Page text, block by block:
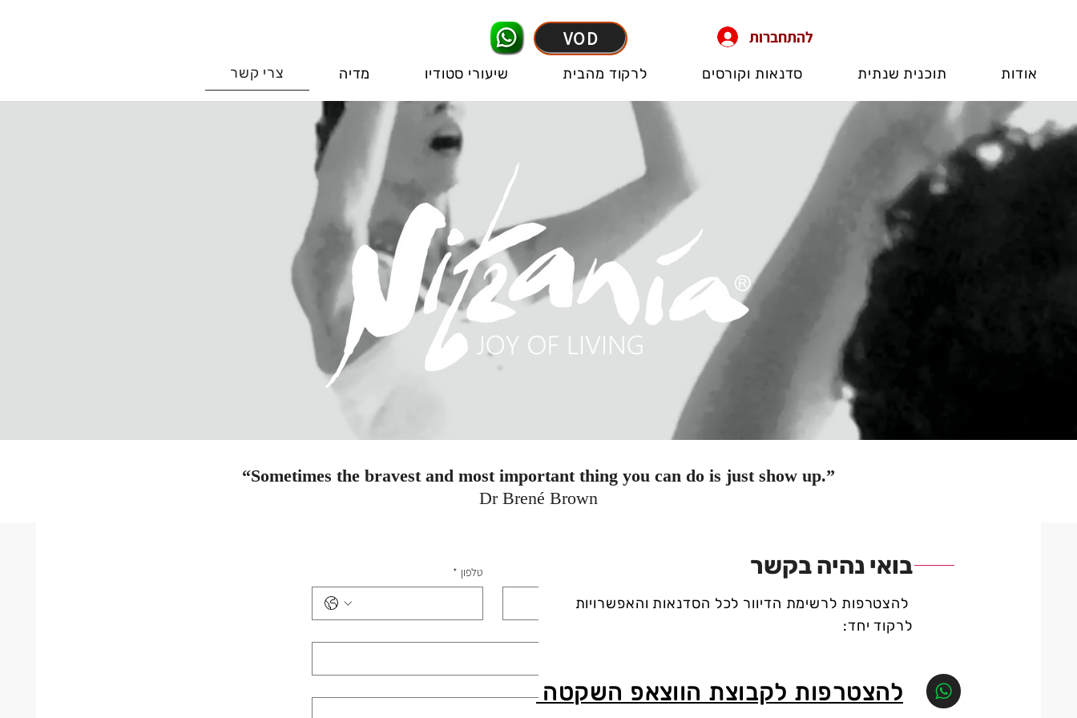
VOD להתחברות
אודות תוכנית שנתית סדנאות וקורסים לרקוד מהבית שיעורי סטודיו מדיה צרי קשר
“Sometimes the bravest and most important thing you can do is just show up.”
Dr Brené Brown
טלפון *
כתבו כמה מילים
בואי נהיה בקשר
להצטרפות לרשימת הדיוור לכל הסדנאות והאפשרויות
לרקוד יחד:
להצטרפות לקבוצת הווצאפ השקטה